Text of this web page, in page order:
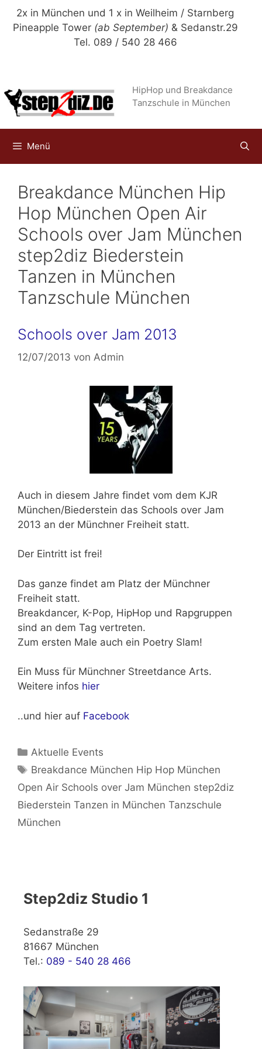
Zum
Inhalt
2x in München und 1 x in Weilheim / Starnberg
Pineapple Tower (ab September) & Sedanstr.29
Tel. 089 / 540 28 466
HipHop und Breakdance
Tanzschule in München
Menü
Breakdance München Hip
Hop München Open Air
Schools over Jam München
step2diz Biederstein
Tanzen in München
Tanzschule München
Schools over Jam 2013
12/07/2013 von Admin
Auch in diesem Jahre findet vom dem KJR
München/Biederstein das Schools over Jam
2013 an der Münchner Freiheit statt.
Der Eintritt ist frei!
Das ganze findet am Platz der Münchner
Freiheit statt.
Breakdancer, K-Pop, HipHop und Rapgruppen
sind an dem Tag vertreten.
Zum ersten Male auch ein Poetry Slam!
Ein Muss für Münchner Streetdance Arts.
Weitere infos hier
..und hier auf Facebook
Kategorien
Aktuelle Events
Schlagwörter
Breakdance München Hip Hop München
Open Air Schools over Jam München step2diz
Biederstein Tanzen in München Tanzschule
München
Step2diz Studio 1
Sedanstraße 29
81667 München
Tel.: 089 - 540 28 466